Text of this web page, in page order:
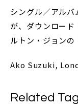
シングル／アル
が、ダウンロー
ルトン・ジョン
Ako Suzuki,
Related